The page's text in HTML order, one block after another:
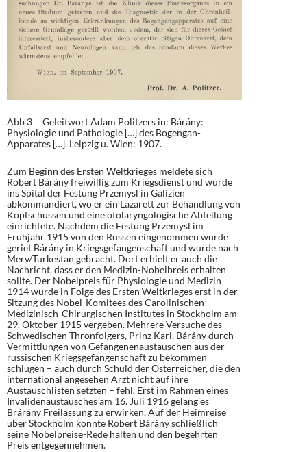
Abb 3 Geleitwort Adam Politzers in: Bárány:
Physiologie und Pathologie […] des Bogengan-
Apparates […]. Leipzig u. Wien: 1907.
Zum Beginn des Ersten Weltkrieges meldete sich
Robert Bárány freiwillig zum Kriegsdienst und wurde
ins Spital der Festung Przemysl in Galizien
abkommandiert, wo er ein Lazarett zur Behandlung von
Kopfschüssen und eine otolaryngologische Abteilung
einrichtete. Nachdem die Festung Przemysl im
Frühjahr 1915 von den Russen eingenommen wurde
geriet Bárány in Kriegsgefangenschaft und wurde nach
Merv/Turkestan gebracht. Dort erhielt er auch die
Nachricht, dass er den Medizin-Nobelbreis erhalten
sollte. Der Nobelpreis für Physiologie und Medizin
1914 wurde in Folge des Ersten Weltkrieges erst in der
Sitzung des Nobel-Komitees des Carolinischen
Medizinisch-Chirurgischen Institutes in Stockholm am
29. Oktober 1915 vergeben. Mehrere Versuche des
Schwedischen Thronfolgers, Prinz Karl, Bárány durch
Vermittlungen von Gefangenenaustauschen aus der
russischen Kriegsgefangenschaft zu bekommen
schlugen – auch durch Schuld der Österreicher, die den
international angesehen Arzt nicht auf ihre
Austauschlisten setzten – fehl. Erst im Rahmen eines
Invalidenaustausches am 16. Juli 1916 gelang es
Brárány Freilassung zu erwirken. Auf der Heimreise
über Stockholm konnte Robert Bárány schließlich
seine Nobelpreise-Rede halten und den begehrten
Preis entgegennehmen.